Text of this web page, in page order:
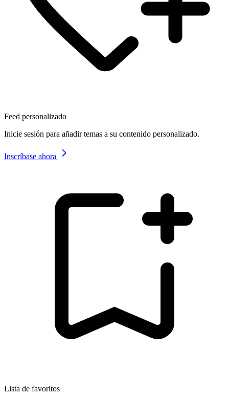
Feed personalizado
Inicie sesión para añadir temas a su contenido personalizado.
Inscríbase ahora
Lista de favoritos